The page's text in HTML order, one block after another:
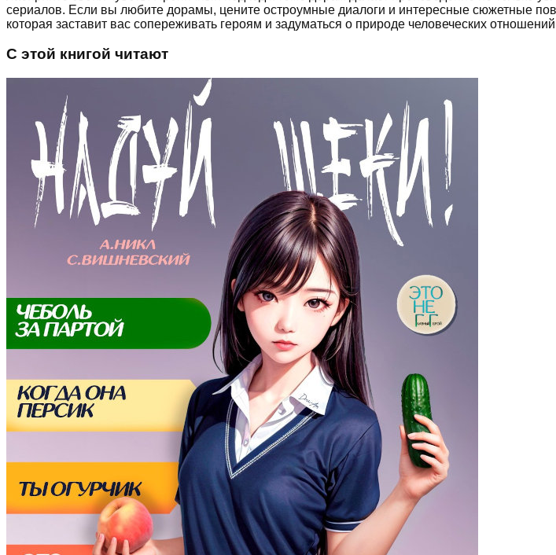
сериалов. Если вы любите дорамы, цените остроумные диалоги и интересные сюжетные
которая заставит вас сопереживать героям и задуматься о природе человеческих
С этой книгой читают